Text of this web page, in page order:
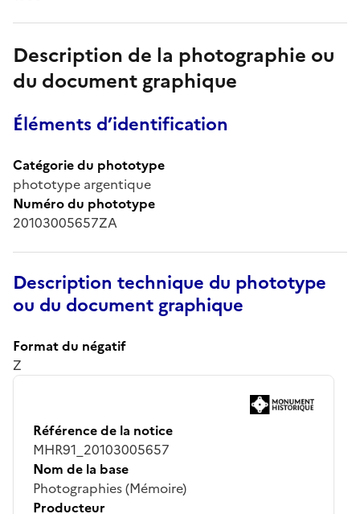
Description de la photographie ou
du document graphique
Éléments d’identification
Catégorie du phototype
phototype argentique
Numéro du phototype
20103005657ZA
Description technique du phototype
ou du document graphique
Format du négatif
Z
Référence de la notice
MHR91_20103005657
Nom de la base
Photographies (Mémoire)
Producteur